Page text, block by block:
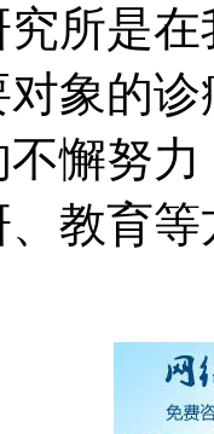
所是
象的
懈努
教育